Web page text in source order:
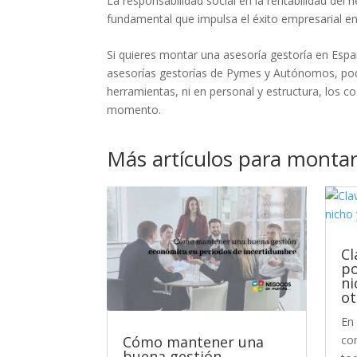
fundamental que impulsa el éxito empresarial
Si quieres montar una asesoría gestoría en
asesorías gestorías de Pymes y Autónomos,
herramientas, ni en personal y estructura, los
momento.
Más artículos para
Cómo mantener una